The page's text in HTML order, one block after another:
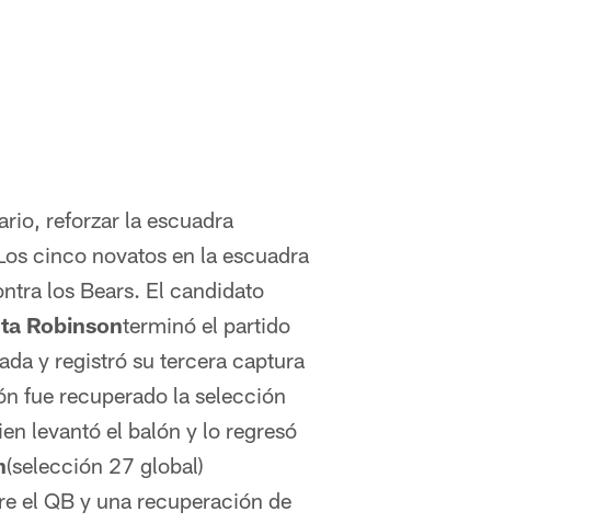
reforzar la escuadra
cinco novatos en la escuadra
los Bears. El candidato
Robinsonterminó el partido
y registró su tercera captura
fue recuperado la selección
levantó el balón y lo regresó
(selección 27 global)
el QB y una recuperación de